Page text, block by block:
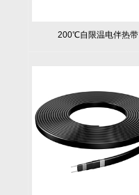
200℃自限温电伴热带